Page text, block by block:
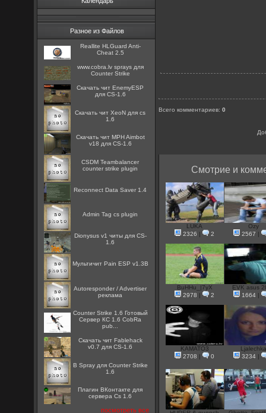
Разное из Файлов
Reallite HLGuard Anti-
Cheat 2.5
www.cobra.lv sprays для
Counter Strike
Скачать чит EnemyESP
для CS-1.6
Скачать чит XeoN для cs
1.6
Скачать чит MPH Aimbot
v18 для CS-1.6
CSDM Teambalancer
counter strike plugin
Reconnect Data Saver 1.4
Admin Tag cs plugin
Dionysus v1 читы для CS-
1.6
Мультичит Pain ESP v1.3B
Autoresponder / Advertiser
реклама
Counter Strike 1.6 Готовый
Сервер КС 1.6 CobRa
pub...
Скачать чит Fablehack
v0.7 для CS-1.6
B Spray для Counter Strike
1.6
Плагин ВКонтакте для
сервера Cs 1.6
посмотреть все
Всего комментариев:0
Смотрие и
LUKA
2326
| 2
Ozy
2567
|
BuHHu_|7yX
2978
| 2
EVK asus
1664 |
KAMATO3
2708
| 0
Ljalechka
3234 |